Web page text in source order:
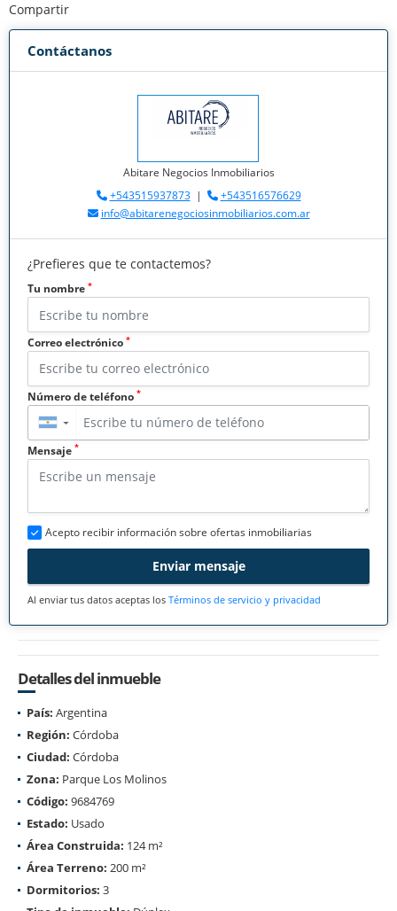
Compartir
Contáctanos
Abitare Negocios Inmobiliarios
+543515937873|
+543516576629
info@abitarenegociosinmobiliarios.com.ar
¿Prefieres que te contactemos?
Tu nombre *
Correo electrónico *
Número de teléfono *
▼
Mensaje *
Acepto recibir información sobre ofertas inmobiliarias
Enviar mensaje
Al enviar tus datos aceptas los Términos de servicio y privacidad
Detalles del inmueble
País: Argentina
Región: Córdoba
Ciudad: Córdoba
Zona: Parque Los Molinos
Código: 9684769
Estado: Usado
Área Construida: 124 m²
Área Terreno: 200 m²
Dormitorios: 3